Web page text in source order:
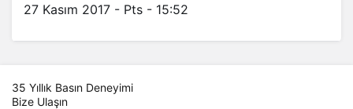
27 Kasım 2017 - Pts - 15:52
35 Yıllık Basın Deneyimi
Bize Ulaşın